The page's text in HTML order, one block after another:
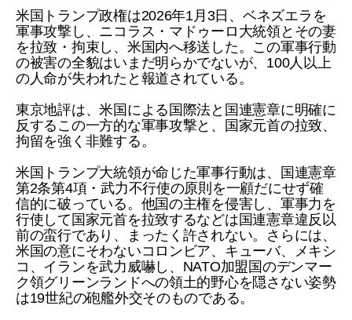
米国トランプ政権は2026年1月3日、ベネズエラを
軍事攻撃し、ニコラス・マドゥーロ大統領とその妻
を拉致・拘束し、米国内へ移送した。この軍事行動
の被害の全貌はいまだ明らかでないが、100人以上
の人命が失われたと報道されている。
東京地評は、米国による国際法と国連憲章に明確に
反するこの一方的な軍事攻撃と、国家元首の拉致、
拘留を強く非難する。
米国トランプ大統領が命じた軍事行動は、国連憲章
第2条第4項・武力不行使の原則を一顧だにせず確
信的に破っている。他国の主権を侵害し、軍事力を
行使して国家元首を拉致するなどは国連憲章違反以
前の蛮行であり、まったく許されない。さらには、
米国の意にそわないコロンビア、キューバ、メキシ
コ、イランを武力威嚇し、NATO加盟国のデンマー
ク領グリーンランドへの領土的野心を隠さない姿勢
は19世紀の砲艦外交そのものである。